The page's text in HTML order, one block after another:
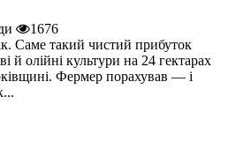
1676
Саме такий чистий прибуток
й олійні культури на 24 гектарах
Фермер порахував — і